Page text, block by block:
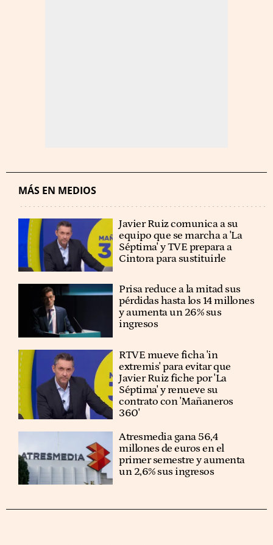
MÁS EN MEDIOS
Javier Ruiz comunica a su
equipo que se marcha a 'La
Séptima' y TVE prepara a
Cintora para sustituirle
Prisa reduce a la mitad sus
pérdidas hasta los 14 millones
y aumenta un 26% sus
ingresos
RTVE mueve ficha 'in
extremis' para evitar que
Javier Ruiz fiche por 'La
Séptima' y renueve su
contrato con 'Mañaneros
360'
Atresmedia gana 56,4
millones de euros en el
primer semestre y aumenta
un 2,6% sus ingresos